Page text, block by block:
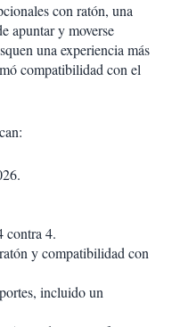
con ratón, una
apuntar y moverse
una experiencia más
compatibilidad con el
contra 4.
y compatibilidad con
incluido un